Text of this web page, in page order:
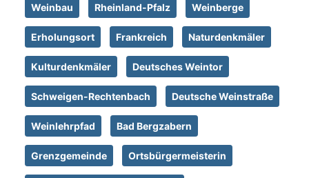
Weinbau Rheinland-Pfalz Weinberge
Erholungsort Frankreich Naturdenkmäler
Kulturdenkmäler Deutsches Weintor
Schweigen-Rechtenbach Deutsche Weinstraße
Weinlehrpfad Bad Bergzabern
Grenzgemeinde Ortsbürgermeisterin